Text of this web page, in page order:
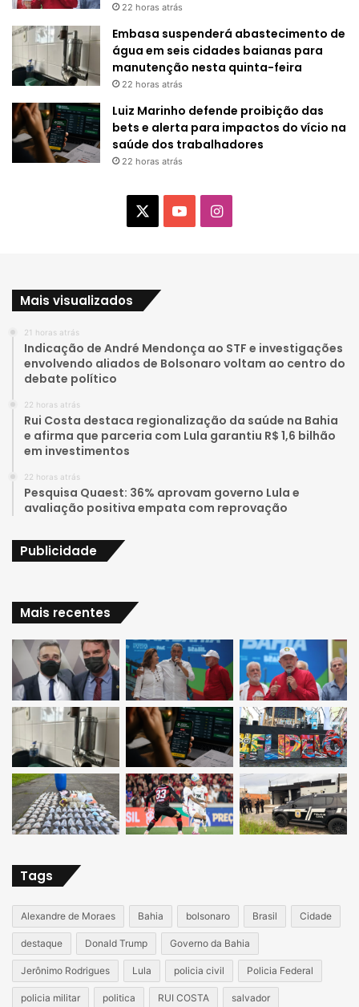
22 horas atrás
Embasa suspenderá abastecimento de
água em seis cidades baianas para
manutenção nesta quinta-feira
22 horas atrás
Luiz Marinho defende proibição das
bets e alerta para impactos do vício na
saúde dos trabalhadores
22 horas atrás
b
I
g
a
Mais visualizados
21 horas atrás
Indicação de André Mendonça ao STF e investigações
envolvendo aliados de Bolsonaro voltam ao centro do
debate político
22 horas atrás
Rui Costa destaca regionalização da saúde na Bahia
e afirma que parceria com Lula garantiu R$ 1,6 bilhão
em investimentos
22 horas atrás
Pesquisa Quaest: 36% aprovam governo Lula e
avaliação positiva empata com reprovação
Publicidade
Mais recentes
Tags
Alexandre de Moraes Bahia bolsonaro Brasil Cidade
destaque Donald Trump Governo da Bahia
Jerônimo Rodrigues Lula policia civil Policia Federal
policia militar politica RUI COSTA salvador